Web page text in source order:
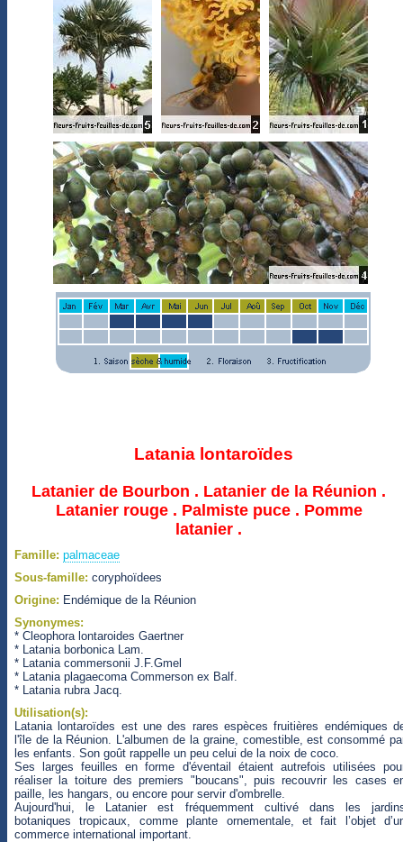
Latania lontaroïdes
Latanier de Bourbon . Latanier de la Réunion .
Latanier rouge . Palmiste puce . Pomme
latanier .
Famille: palmaceae
Sous-famille: coryphoïdees
Origine: Endémique de la Réunion
Synonymes:
* Cleophora lontaroides Gaertner
* Latania borbonica Lam.
* Latania commersonii J.F.Gmel
* Latania plagaecoma Commerson ex Balf.
* Latania rubra Jacq.
Utilisation(s):
Latania lontaroïdes est une des rares espèces fruitières endémiques
l'île de la Réunion. L'albumen de la graine, comestible, est consommé
les enfants. Son goût rappelle un peu celui de la noix de coco.
Ses larges feuilles en forme d'éventail étaient autrefois utilisées
réaliser la toiture des premiers "boucans", puis recouvrir les cases
paille, les hangars, ou encore pour servir d'ombrelle.
Aujourd'hui, le Latanier est fréquemment cultivé dans les
botaniques tropicaux, comme plante ornementale, et fait l’objet
commerce international important.